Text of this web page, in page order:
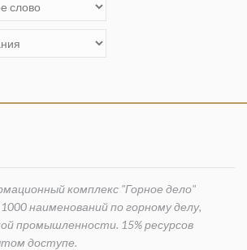
комплекс "Горное дело"
наименований по горному делу,
промышленности. 15% ресурсов
доступе.